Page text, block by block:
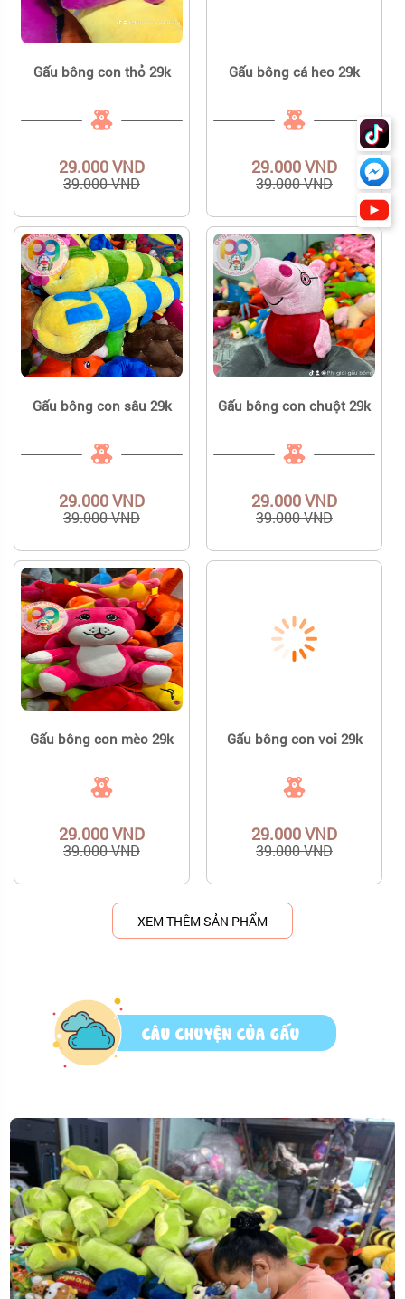
Gấu bông con thỏ 29k
29.000 VND
39.000 VND
Gấu bông cá heo 29k
29.000 VND
39.000 VND
Gấu bông con sâu 29k
29.000 VND
39.000 VND
Gấu bông con chuột 29k
29.000 VND
39.000 VND
Gấu bông con mèo 29k
29.000 VND
39.000 VND
Gấu bông con voi 29k
29.000 VND
39.000 VND
XEM THÊM SẢN PHẨM
CÂU CHUYỆN CỦA GẤU